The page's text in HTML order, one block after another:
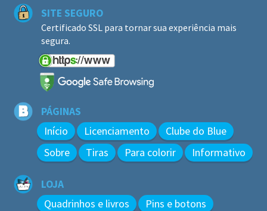
SITE SEGURO
Certificado SSL para tornar sua experiência mais
segura.
PÁGINAS
Início Licenciamento
Clube do Blue
Sobre
Tiras Para colorir Informativo
LOJA
Quadrinhos e livros
Pins e botons